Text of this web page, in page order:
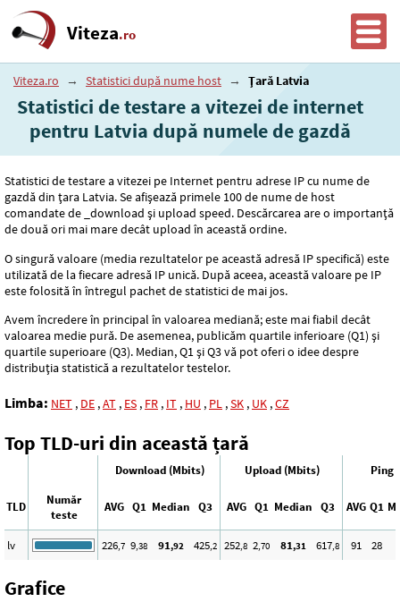
Viteza.ro
Viteza.ro → Statistici după nume host → Țară Latvia
Statistici de testare a vitezei de internet
pentru Latvia după numele de gazdă
Statistici de testare a vitezei pe Internet pentru adrese IP cu nume de
gazdă din țara Latvia. Se afișează primele 100 de nume de host
comandate de _download și upload speed. Descărcarea are o importanță
de două ori mai mare decât upload în această ordine.
O singură valoare (media rezultatelor pe această adresă IP specifică) este
utilizată de la fiecare adresă IP unică. După aceea, această valoare pe IP
este folosită în întregul pachet de statistici de mai jos.
Avem încredere în principal în valoarea mediană; este mai fiabil decât
valoarea medie pură. De asemenea, publicăm quartile inferioare (Q1) și
quartile superioare (Q3). Median, Q1 și Q3 vă pot oferi o idee despre
distribuția statistică a rezultatelor testelor.
Limba: NET , DE ,AT , ES , FR , IT , HU , PL ,SK , UK ,CZ
Top TLD-uri din această țară
Download (Mbits) Upload (Mbits) Ping
TLD
Număr
teste
AVG Q1 Median Q3 AVG Q1 Median Q3 AVG Q1
lv 226,7 9,38 91,92 425,2 252,8 2,70 81,31 617,8 91 28
Grafice